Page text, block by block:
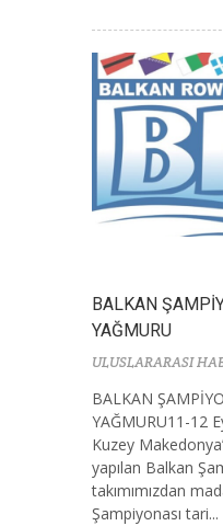
BALKAN
YAĞMURU
ULUSLARARASI
BALKAN
YAĞMURU11-12
Kuzey
yapılan Balkan
takımımızdan
Şampiyonası tari...